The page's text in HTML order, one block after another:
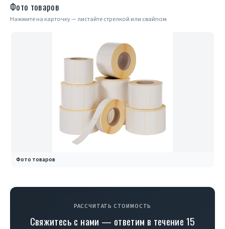
Фото товаров
Нажмите на карточку — листайте стрелкой или свайпом
Фото товаров
РАССЧИТАТЬ СТОИМОСТЬ
Свяжитесь с нами — ответим в течение 15